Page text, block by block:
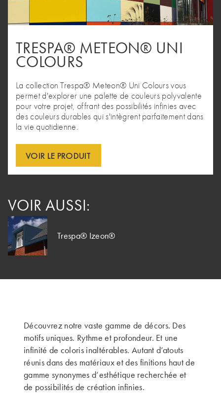
TRESPA® METEON® UNI
COLOURS
La collection Trespa® Meteon® Uni Colours vous
permet d'explorer une palette de couleurs polyvalente
pour votre projet, offrant des possibilités infinies avec
des couleurs durables qui s'intègrent parfaitement dans
la vie quotidienne.
VOIR LE PRODUIT
VOIR AUSSI:
Trespa® Izeon®
Découvrez notre vaste gamme de décors. Des
motifs uniques. Rythme et profondeur. Et une
infinité de coloris inaltérables. Autant d’atouts
réunis dans des matériaux et des finitions haut de
gamme synonymes d’esthétique recherchée et
de possibilités de création infinies.